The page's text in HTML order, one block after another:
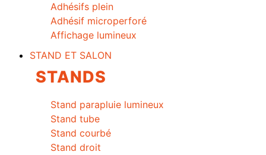
Adhésifs plein
Adhésif microperforé
Affichage lumineux
STAND ET SALON
STANDS
Stand parapluie lumineux
Stand tube
Stand courbé
Stand droit